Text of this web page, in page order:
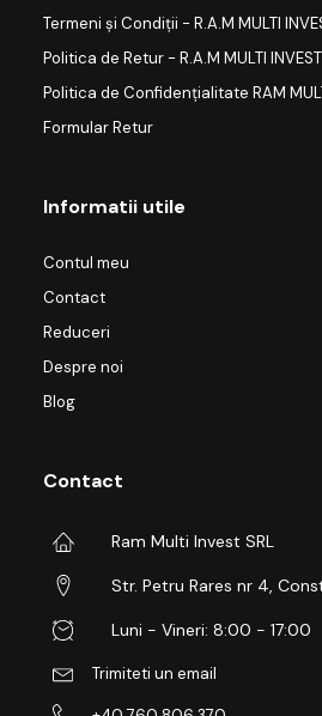
Termeni și Condiții - R.A.M MULTI
Politica de Retur - R.A.M MULTI INVEST
Politica de Confidențialitate RAM
Formular Retur
Informatii utile
Contul meu
Contact
Reduceri
Despre noi
Blog
Contact
Ram Multi Invest SRL
Str. Petru Rares nr 4,
Luni - Vineri: 8:00 - 17:00
Trimiteti un email